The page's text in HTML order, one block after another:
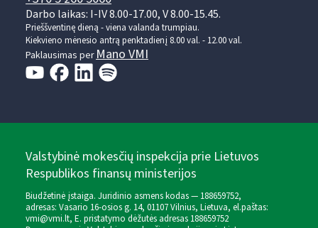
Darbo laikas: I-IV 8.00-17.00, V 8.00-15.45.
Prieššventinę dieną - viena valanda trumpiau.
Kiekvieno mėnesio antrą penktadienį 8.00 val. - 12.00 val.
Paklausimas perMano VMI
Valstybinė mokesčių inspekcija prie Lietuvos
Respublikos finansų ministerijos
Biudžetinė įstaiga. Juridinio asmens kodas — 188659752,
adresas: Vasario 16-osios g. 14, 01107 Vilnius, Lietuva, el.paštas:
vmi@vmi.lt, E. pristatymo dėžutės adresas 188659752